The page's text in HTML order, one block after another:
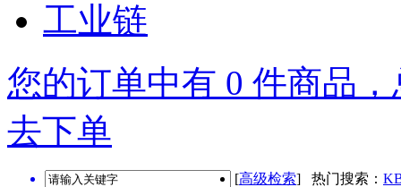
工业链
您的订单中有 0 件商品
去下单
[高级检索] 热门搜索：